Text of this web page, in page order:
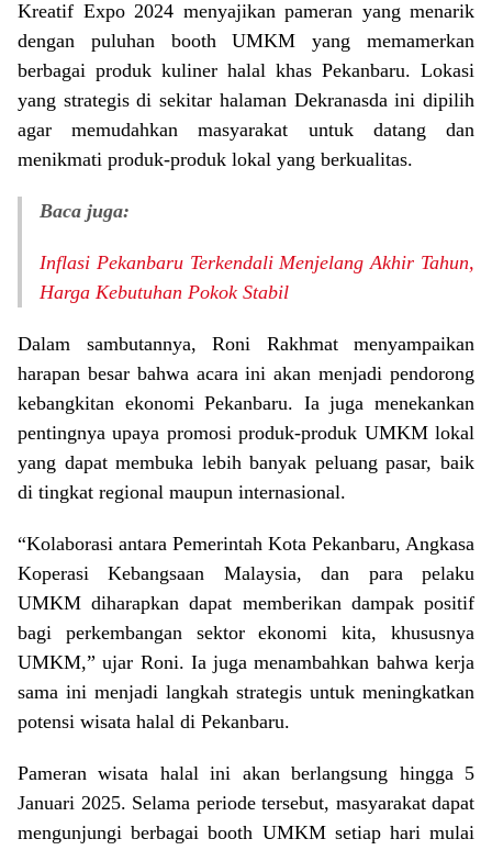
Kreatif Expo 2024 menyajikan pameran yang menarik
dengan puluhan booth UMKM yang memamerkan
berbagai produk kuliner halal khas Pekanbaru. Lokasi
yang strategis di sekitar halaman Dekranasda ini dipilih
agar memudahkan masyarakat untuk datang dan
menikmati produk-produk lokal yang berkualitas.
Baca juga:
Inflasi Pekanbaru Terkendali Menjelang Akhir Tahun,
Harga Kebutuhan Pokok Stabil
Dalam sambutannya, Roni Rakhmat menyampaikan
harapan besar bahwa acara ini akan menjadi pendorong
kebangkitan ekonomi Pekanbaru. Ia juga menekankan
pentingnya upaya promosi produk-produk UMKM lokal
yang dapat membuka lebih banyak peluang pasar, baik
di tingkat regional maupun internasional.
“Kolaborasi antara Pemerintah Kota Pekanbaru, Angkasa
Koperasi Kebangsaan Malaysia, dan para pelaku
UMKM diharapkan dapat memberikan dampak positif
bagi perkembangan sektor ekonomi kita, khususnya
UMKM,” ujar Roni. Ia juga menambahkan bahwa kerja
sama ini menjadi langkah strategis untuk meningkatkan
potensi wisata halal di Pekanbaru.
Pameran wisata halal ini akan berlangsung hingga 5
Januari 2025. Selama periode tersebut, masyarakat dapat
mengunjungi berbagai booth UMKM setiap hari mulai